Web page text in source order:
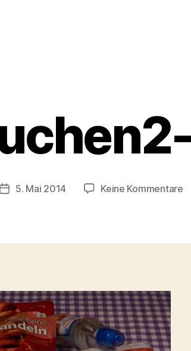
Beitragsdatum
5. Mai 2014 Keine Kommentare